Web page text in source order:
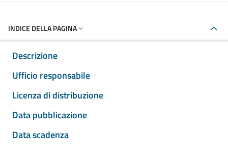
INDICE DELLA PAGINA
Descrizione
Ufficio responsabile
Licenza di distribuzione
Data pubblicazione
Data scadenza